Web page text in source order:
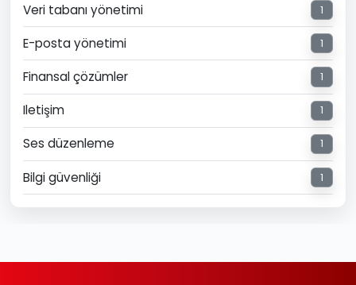
Veri tabanı yönetimi 1
E-posta yönetimi 1
Finansal çözümler 1
Iletişim 1
Ses düzenleme 1
Bilgi güvenliği 1